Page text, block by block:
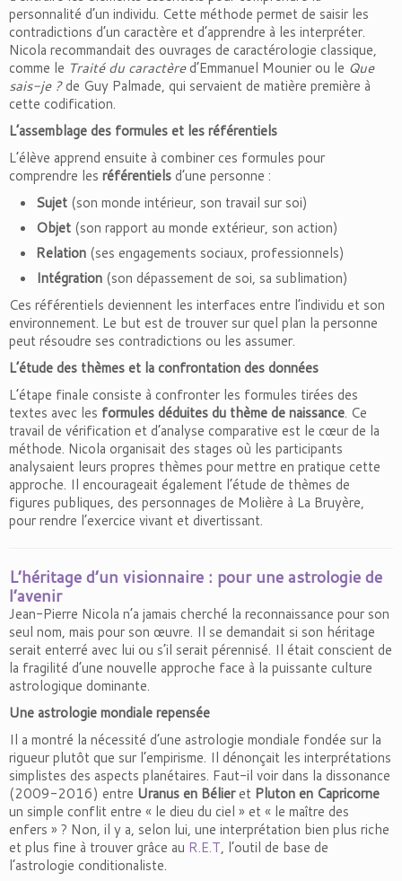
personnalité d’un individu. Cette méthode permet de saisir les
contradictions d’un caractère et d’apprendre à les interpréter.
Nicola recommandait des ouvrages de caractérologie classique,
comme le Traité du caractèred’Emmanuel Mounier ou le Que
sais-je ?de Guy Palmade, qui servaient de matière première à
cette codification.
L’assemblage des formules et les référentiels
L’élève apprend ensuite à combiner ces formules pour
comprendre les référentiels d’une personne :
Sujet (son monde intérieur, son travail sur soi)
Objet (son rapport au monde extérieur, son action)
Relation (ses engagements sociaux, professionnels)
Intégration (son dépassement de soi, sa sublimation)
Ces référentiels deviennent les interfaces entre l’individu et son
environnement. Le but est de trouver sur quel plan la personne
peut résoudre ses contradictions ou les assumer.
L’étude des thèmes et la confrontation des données
L’étape finale consiste à confronter les formules tirées des
textes avec les formules déduites du thème de naissance. Ce
travail de vérification et d’analyse comparative est le cœur de la
méthode. Nicola organisait des stages où les participants
analysaient leurs propres thèmes pour mettre en pratique cette
approche. Il encourageait également l’étude de thèmes de
figures publiques, des personnages de Molière à La Bruyère,
pour rendre l’exercice vivant et divertissant.
L’héritage d’un visionnaire : pour une astrologie de
l’avenir
Jean-Pierre Nicola n’a jamais cherché la reconnaissance pour son
seul nom, mais pour son œuvre. Il se demandait si son héritage
serait enterré avec lui ou s’il serait pérennisé. Il était conscient de
la fragilité d’une nouvelle approche face à la puissante culture
astrologique dominante.
Une astrologie mondiale repensée
Il a montré la nécessité d’une astrologie mondiale fondée sur la
rigueur plutôt que sur l’empirisme. Il dénonçait les interprétations
simplistes des aspects planétaires. Faut-il voir dans la dissonance
(2009-2016) entre Uranus en Bélieret Pluton en Capricorne
un simple conflit entre « le dieu du ciel » et « le maître des
enfers » ? Non, il y a, selon lui, une interprétation bien plus riche
et plus fine à trouver grâce au R.E.T, l’outil de base de
l’astrologie conditionaliste.